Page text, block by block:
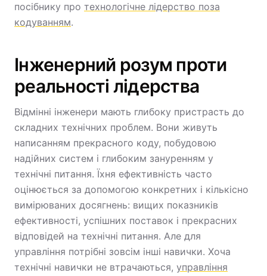
посібнику про технологічне лідерство поза
кодуванням.
Інженерний розум проти
реальності лідерства
Відмінні інженери мають глибоку пристрасть до
складних технічних проблем. Вони живуть
написанням прекрасного коду, побудовою
надійних систем і глибоким зануренням у
технічні питання. Їхня ефективність часто
оцінюється за допомогою конкретних і кількісно
вимірюваних досягнень: вищих показників
ефективності, успішних поставок і прекрасних
відповідей на технічні питання. Але для
управління потрібні зовсім інші навички. Хоча
технічні навички не втрачаються, управління